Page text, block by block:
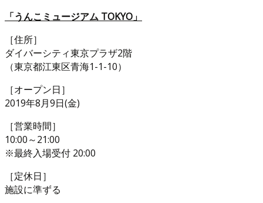
「うんこミュージアム TOKYO」
［住所］
ダイバーシティ東京プラザ2階
（東京都江東区青海1-1-10）
［オープン日］
2019年8月9日(金)
［営業時間］
10:00～21:00
※最終入場受付 20:00
［定休日］
施設に準ずる